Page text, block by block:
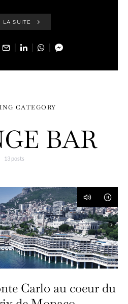
LA SUITE
CATEGORY
BAR
13 posts
Carlo au coeur du